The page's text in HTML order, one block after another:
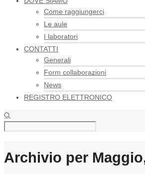
Come raggiungerci
Le aule
I laboratori
CONTATTI
Generali
Form collaborazioni
News
REGISTRO ELETTRONICO
Archivio per